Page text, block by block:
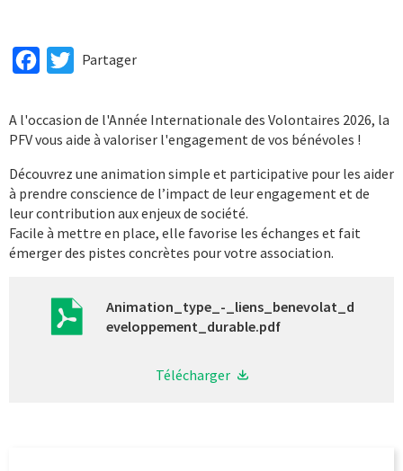
FacebookTwitter
Partager
A l'occasion de l'Année Internationale des Volontaires 2026, la
PFV vous aide à valoriser l'engagement de vos bénévoles !
Découvrez une animation simple et participative pour les aider
à prendre conscience de l’impact de leur engagement et de
leur contribution aux enjeux de société.
Facile à mettre en place, elle favorise les échanges et fait
émerger des pistes concrètes pour votre association.
Animation_type_-_liens_benevolat_d
eveloppement_durable.pdf
Télécharger